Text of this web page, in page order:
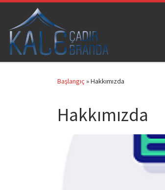
Skip to content
Başlangıç»Hakkımızda
Hakkımızda